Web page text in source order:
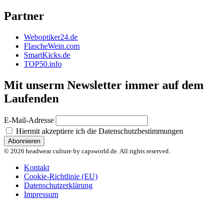
Partner
Weboptiker24.de
FlascheWein.com
SmartKicks.de
TOP50.info
Mit unserm Newsletter immer auf dem
Laufenden
E-Mail-Adresse
Hiermit akzeptiere ich die Datenschutzbestimmungen
© 2026 headwear culture by capsworld.de. All rights reserved.
Kontakt
Cookie-Richtlinie (EU)
Datenschutzerklärung
Impressum